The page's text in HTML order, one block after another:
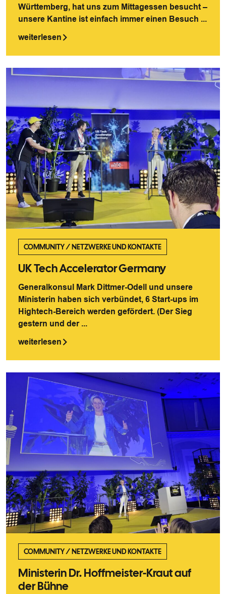
Württemberg, hat uns zum Mittagessen besucht –
unsere Kantine ist einfach immer einen Besuch ...
weiterlesen
COMMUNITY/NETZWERKE UND KONTAKTE
UK Tech Accelerator Germany
Generalkonsul Mark Dittmer-Odell und unsere
Ministerin haben sich verbündet, 6 Start-ups im
Hightech-Bereich werden gefördert. (Der Sieg
gestern und der ...
weiterlesen
COMMUNITY/NETZWERKE UND KONTAKTE
Ministerin Dr. Hoffmeister-Kraut auf
der Bühne